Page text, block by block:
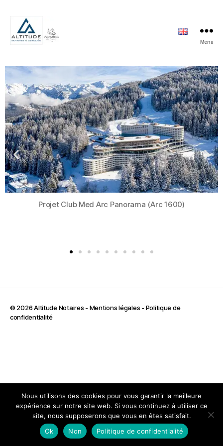
Menu
Projet Club Med Arc Panorama (Arc 1600)
© 2026 Altitude Notaires - Mentions légales - Politique de
confidentialité
Nous utilisons des cookies pour vous garantir la meilleure
expérience sur notre site web. Si vous continuez à utiliser ce
site, nous supposerons que vous en êtes satisfait.
Ok
Non Politique de confidentialité